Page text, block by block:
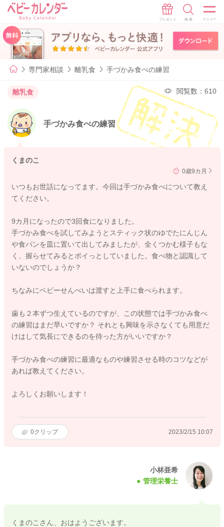
専門家相談 離乳食 手づかみ食べの練習
離乳食 閲覧数：610
手づかみ食べの練習
くまのこ
0歳9カ月
いつもお世話になってます。今回は手づかみ食べについて教え
てください。
9カ月になったので3回食になりました。
手づかみ食べを試してみようとスティック状のゆでたにんじん
や食パンを皿に置いて出してみましたが、全くつかむ様子もな
く、握らせてみるとポイっとしていました。食べ物と認識して
いないのでしょうか？
ちなみにベビーせんべいは渡すと上手に食べられます。
歯も２本ずつ生えているのですが、この状態では手づかみ食べ
の練習はまだ早いですか？ それとも興味を示さなくても用意だ
けはして気長にできるのを待った方がいいですか？
手づかみ食べの練習に最適なものや練習させる時のコツなどが
あれば教えてください。
よろしくお願いします！
0クリップ 2023/2/15 10:07
小林亜希
管理栄養士
くまのこさん、おはようございます。